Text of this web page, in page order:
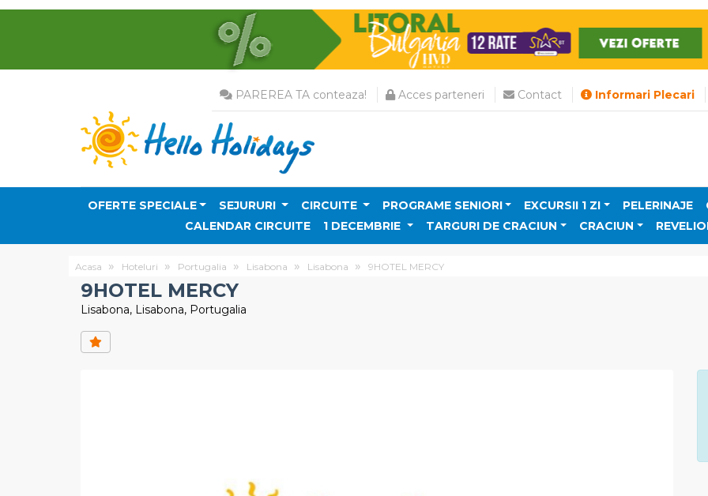
PAREREA TA conteaza! Acces parteneri Contact Informari Plecari
OFERTE SPECIALE SEJURURI CIRCUITE PROGRAME SENIORI EXCURSII 1 ZI PELERINAJE
CALENDAR CIRCUITE
1 DECEMBRIE TARGURI DE CRACIUN CRACIUN
Acasa Hoteluri Portugalia Lisabona Lisabona 9HOTEL MERCY
9HOTEL MERCY
Lisabona, Lisabona, Portugalia